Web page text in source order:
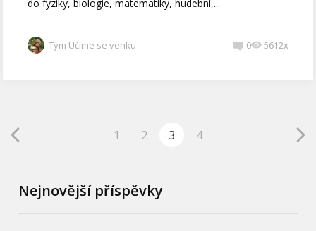
do fyziky, biologie, matematiky, hudební,...
Tým Učíme se venku 0 5612x
1 2 3 4
Nejnovější příspěvky